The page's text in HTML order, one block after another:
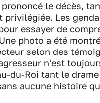
le décès,
privilégiée. Les
essayer de
photo a été
selon des
n'est
du-Roi tant le
aucune histoire